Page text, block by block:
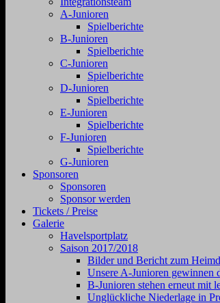
A-Junioren
Spielberichte
B-Junioren
Spielberichte
C-Junioren
Spielberichte
D-Junioren
Spielberichte
E-Junioren
Spielberichte
F-Junioren
Spielberichte
G-Junioren
Sponsoren
Sponsoren
Sponsor werden
Tickets / Preise
Galerie
Havelsportplatz
Saison 2017/2018
Bilder und Bericht zum
Unsere A-Junioren gewinnen
B-Junioren stehen erneut mit
Unglückliche Niederlage in